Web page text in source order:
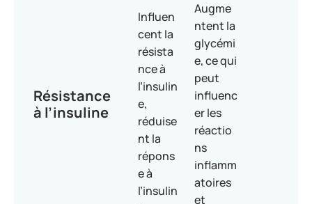
Résistance
à l’insuline
Influen
cent la
résista
nce à
l’insulin
e,
réduise
nt la
répons
e à
l’insulin
Augme
ntent la
glycémi
e, ce qui
peut
influenc
er les
réactio
ns
inflamm
atoires
et